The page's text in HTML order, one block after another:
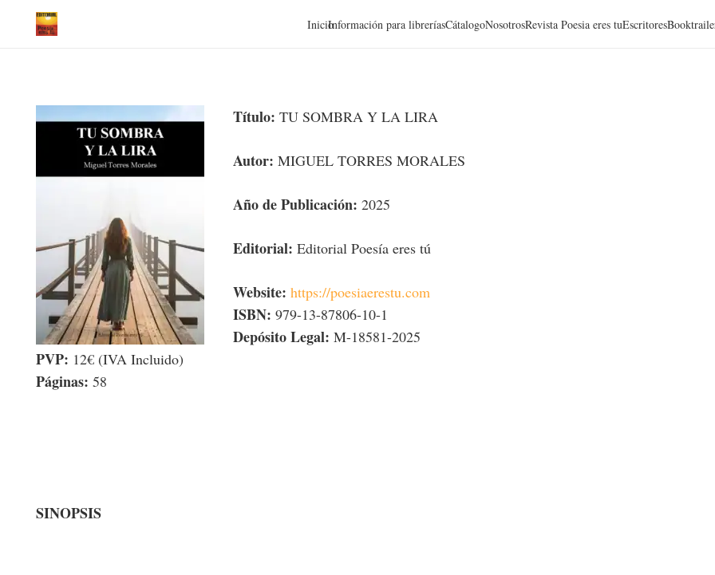
InicioInformación para libreríasCátalogoNosotrosRevista Poesia eres tuEscritores
Título: TU SOMBRA Y LA LIRA
Autor: MIGUEL TORRES MORALES
Año de Publicación: 2025
Editorial: Editorial Poesía eres tú
Website: https://poesiaerestu.com
ISBN: 979-13-87806-10-1
Depósito Legal: M-18581-2025
PVP: 12€ (IVA Incluido)
Páginas: 58
SINOPSIS